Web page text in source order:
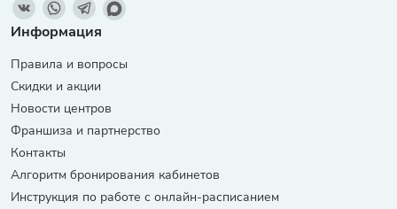
Информация
Правила и вопросы
Скидки и акции
Новости центров
Франшиза и партнерство
Контакты
Алгоритм бронирования кабинетов
Инструкция по работе с онлайн-расписанием